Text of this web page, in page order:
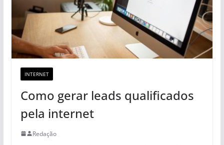
INTERNET
Como gerar leads qualificados
pela internet
Redação